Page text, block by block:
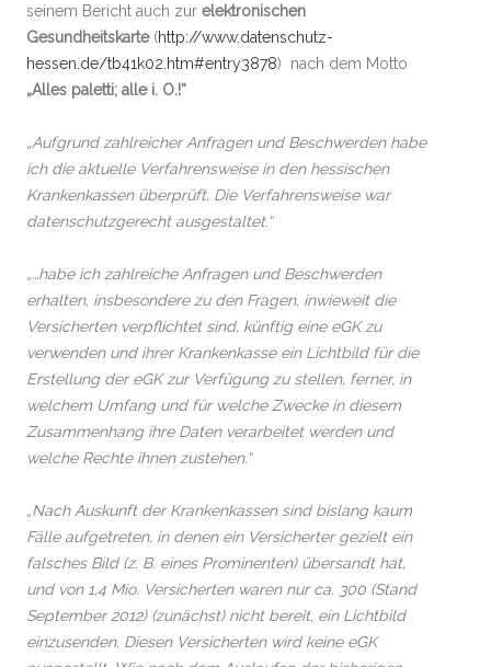
seinem Bericht auch zur elektronischen
Gesundheitskarte(http://www.datenschutz-
hessen.de/tb41k02.htm#entry3878) nach dem Motto
„Alles paletti; alle i. O.!“
„Aufgrund zahlreicher Anfragen und Beschwerden habe
ich die aktuelle Verfahrensweise in den hessischen
Krankenkassen überprüft. Die Verfahrensweise war
datenschutzgerecht ausgestaltet.“
„…habe ich zahlreiche Anfragen und Beschwerden
erhalten, insbesondere zu den Fragen, inwieweit die
Versicherten verpflichtet sind, künftig eine eGK zu
verwenden und ihrer Krankenkasse ein Lichtbild für die
Erstellung der eGK zur Verfügung zu stellen, ferner, in
welchem Umfang und für welche Zwecke in diesem
Zusammenhang ihre Daten verarbeitet werden und
welche Rechte ihnen zustehen.“
„Nach Auskunft der Krankenkassen sind bislang kaum
Fälle aufgetreten, in denen ein Versicherter gezielt ein
falsches Bild (z. B. eines Prominenten) übersandt hat,
und von 1,4 Mio. Versicherten waren nur ca. 300 (Stand
September 2012) (zunächst) nicht bereit, ein Lichtbild
einzusenden. Diesen Versicherten wird keine eGK